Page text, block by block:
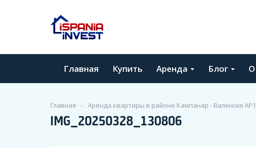
Главная Купить Аренда Блог
Главная Аренда квартиры в районе Кампанар - Валенсия
IMG_20250328_130806